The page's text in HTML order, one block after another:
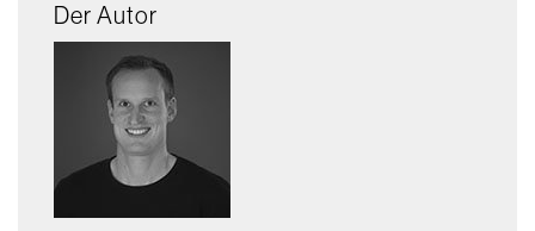
Der Autor